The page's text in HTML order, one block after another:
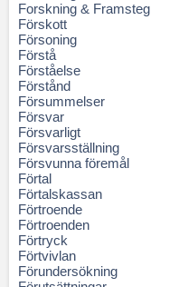
Forskning & Framsteg
Förskott
Försoning
Förstå
Förståelse
Förstånd
Försummelser
Försvar
Försvarligt
Försvarsställning
Försvunna föremål
Förtal
Förtalskassan
Förtroende
Förtroenden
Förtryck
Förtvivlan
Förundersökning